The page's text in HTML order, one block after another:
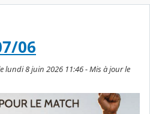
06
lundi 8 juin 2026 11:46 - Mis à jour le